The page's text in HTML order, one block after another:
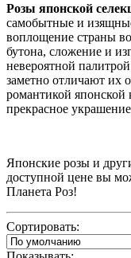
Розы японской
самобытные и
воплощение страны
бутона, сложение и
невероятной
заметно отличают их
романтикой японской
прекрасное
Японские розы и
доступной цене вы
Планета Роз!
Сортировать: